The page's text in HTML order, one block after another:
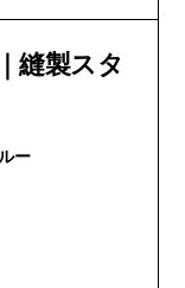
縫製スタ
ブルー